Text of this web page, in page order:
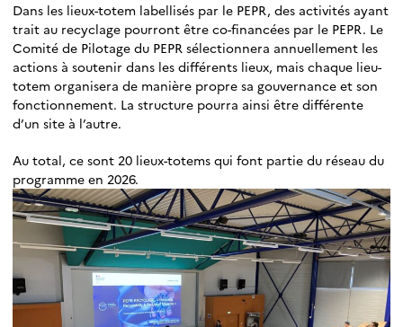
Dans les lieux-totem labellisés par le PEPR, des activités ayant
trait au recyclage pourront être co-financées par le PEPR. Le
Comité de Pilotage du PEPR sélectionnera annuellement les
actions à soutenir dans les différents lieux, mais chaque lieu-
totem organisera de manière propre sa gouvernance et son
fonctionnement. La structure pourra ainsi être différente
d’un site à l’autre.
Au total, ce sont 20 lieux-totems qui font partie du réseau du
programme en 2026.